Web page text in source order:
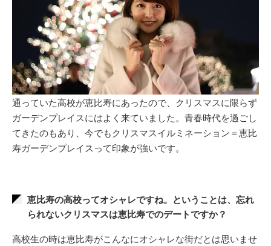
通っていた高校が恵比寿にあったので、クリスマスに限らず
ガーデンプレイスにはよく来ていました。青春時代を過ごし
てきたのもあり、今でもクリスマスイルミネーション＝恵比
寿ガーデンプレイスって印象が強いです。
恵比寿の高校ってオシャレですね。ということは、忘れ
られないクリスマスは恵比寿でのデートですか？
高校生の時は恵比寿がこんなにオシャレな街だとは思いませ